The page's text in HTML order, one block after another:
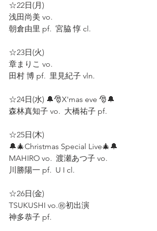
☆22日(月)
浅田尚美 vo.
朝倉由里 pf.  宮脇 惇 cl.
☆23日(火)
章まりこ vo.
田村 博 pf.  里見紀子 vln.
☆24日(水) 🔔🎅X'mas eve 🎅🔔
森林真知子 vo.  大橋祐子 pf.
☆25日(木)
🔔🎄Christmas Special Live🎄🔔
MAHIRO vo.  渡瀬あつ子 vo.
川勝陽一 pf.  U I cl.
☆26日(金)
TSUKUSHI vo.㊗️初出演
神多恭子 pf.